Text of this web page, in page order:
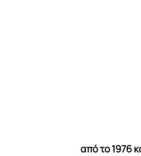
από το 1976